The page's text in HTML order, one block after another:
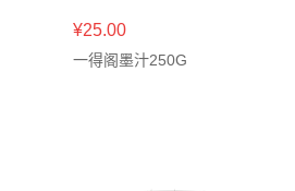
¥25.00
一得阁墨汁250G